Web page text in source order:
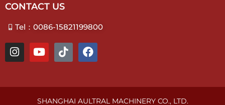
CONTACT US
Tel：0086-15821199800
I
n
a
Y
o
u
b
T
i
o
k
F
a
b
o
SHANGHAI AULTRAL MACHINERY CO., LTD.